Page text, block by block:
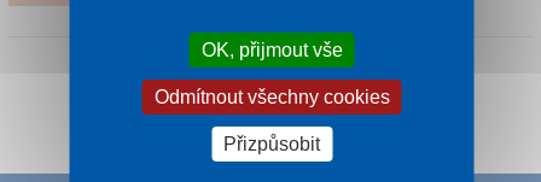
Sledujte CK Rywal na Facebooku
OK, přijmout vše
Odmítnout všechny cookies
Přizpůsobit